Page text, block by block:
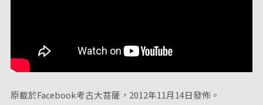
原載於Facebook考古大菩薩，2012年11月14日發佈。